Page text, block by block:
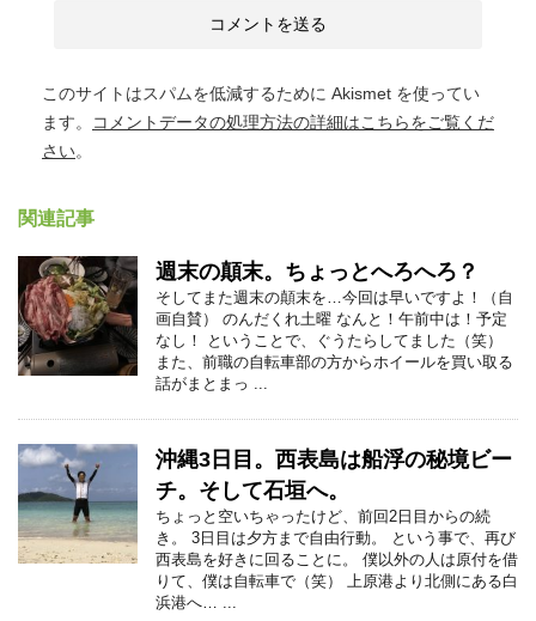
このサイトはスパムを低減するために Akismet を使ってい
ます。
コメントデータの処理方法の詳細はこちらをご覧くだ
さい。
関連記事
週末の顛末。ちょっとへろへろ？
そしてまた週末の顛末を…今回は早いですよ！（自
画自賛） のんだくれ土曜 なんと！午前中は！予定
なし！ ということで、ぐうたらしてました（笑）
また、前職の自転車部の方からホイールを買い取る
話がまとまっ ...
沖縄3日目。西表島は船浮の秘境ビー
チ。そして石垣へ。
ちょっと空いちゃったけど、前回2日目からの続
き。 3日目は夕方まで自由行動。 という事で、再び
西表島を好きに回ることに。 僕以外の人は原付を借
りて、僕は自転車で（笑） 上原港より北側にある白
浜港へ… ...